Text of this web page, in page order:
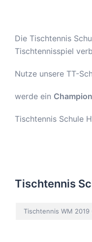
Die Tischtennis
Tischtennisspiel
Nutze unsere TT-
werde ein Champion
Tischtennis Schule
Tischtennis
Tischtennis WM 2019